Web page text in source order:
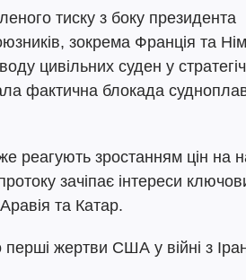
тиску з боку президента
зокрема Франція та
цивільних суден у
фактична блокада
реагують зростанням цін на
зачіпає інтереси
та Катар.
перші жертви США у війні з